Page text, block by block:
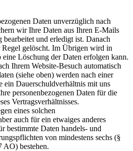
Daten unverzüglich nach
wir Ihre Daten aus Ihren E-Mails
und erledigt ist. Danach
gelöscht. Im Übrigen wird in
Löschung der Daten erfolgen kann.
Ihrem Website-Besuch automatisch
(siehe oben) werden nach einer
ein Dauerschuldverhältnis mit uns
personenbezogenen Daten für die
Vertragsverhältnisses.
eines solchen
auch für ein etwaiges anderes
bestimmte Daten handels- und
von mindestens sechs (§
AO) bestehen.